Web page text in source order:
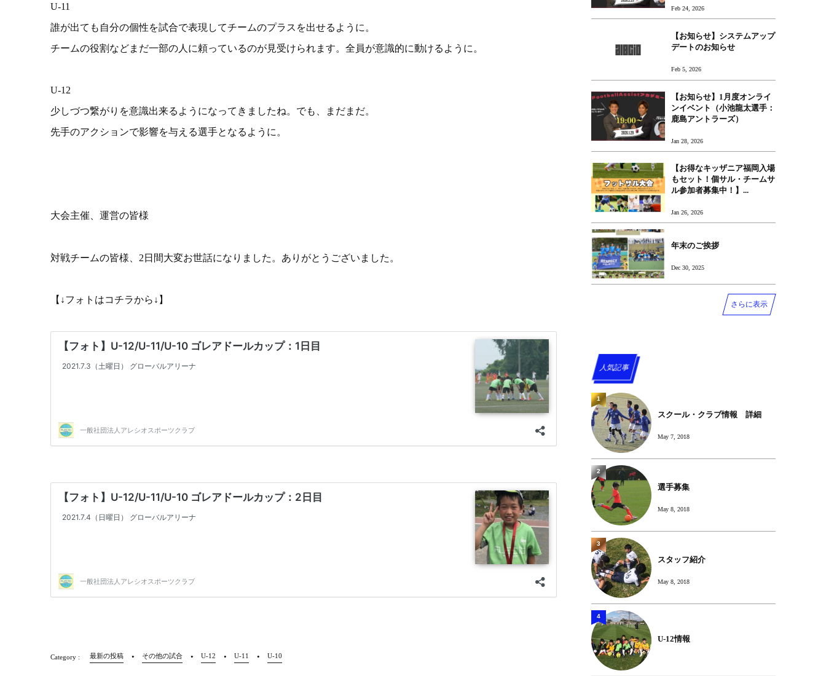
U-11
誰が出ても自分の個性を試合で表現してチームのプラスを出せるように。
チームの役割などまだ一部の人に頼っているのが見受けられます。全員が意識的に動けるように。
U-12
少しづつ繋がりを意識出来るようになってきましたね。でも、まだまだ。
先手のアクションで影響を与える選手となるように。
大会主催、運営の皆様
対戦チームの皆様、2日間大変お世話になりました。ありがとうございました。
【↓フォトはコチラから↓】
最新の投稿 その他の試合 U-12 U-11 U-10
Feb 24, 2026
【お知らせ】システムアップ
デートのお知らせ
Feb 5, 2026
【お知らせ】1月度オンライ
ンイベント（小池龍太選手：
鹿島アントラーズ）
Jan 28, 2026
【お得なキッザニア福岡入場
もセット！個サル・チームサ
ル参加者募集中！】...
Jan 26, 2026
年末のご挨拶
Dec 30, 2025
さらに表示
人気記事
スクール・クラブ情報 詳細
May 7, 2018
1
選手募集
May 8, 2018
2
スタッフ紹介
May 8, 2018
3
U-12情報
4